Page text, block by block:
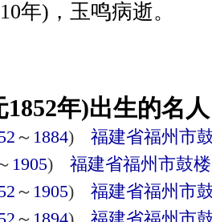
年)，玉鸣病逝。
年)出生的名
～ 1884) 福建省福州市
1905) 福建省福州市鼓
～ 1905) 福建省福州市